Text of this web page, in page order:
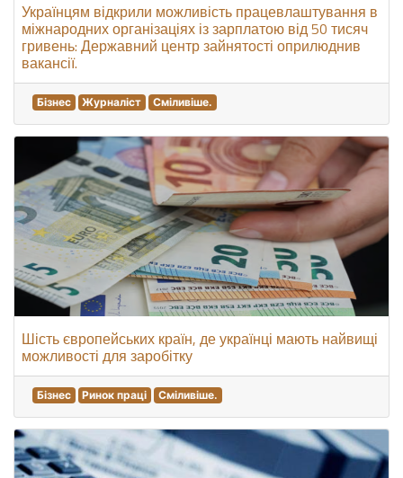
Українцям відкрили можливість працевлаштування в
міжнародних організаціях із зарплатою від 50 тисяч
гривень: Державний центр зайнятості оприлюднив
вакансії.
Бізнес Журналіст Сміливіше.
Шість європейських країн, де українці мають найвищі
можливості для заробітку
Бізнес Ринок праці Сміливіше.